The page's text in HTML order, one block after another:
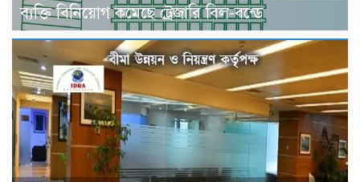
ব্যক্তি বিনিয়োগ কমেছে ট্রেজারি বিল-বন্ডে